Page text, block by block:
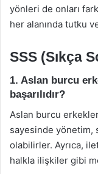
yönleri de onları
her alanında tutku
SSS (Sıkça
1. Aslan burcu
başarılıdır?
Aslan burcu
sayesinde yönetim,
olabilirler. Ayrıca,
halkla ilişkiler gibi